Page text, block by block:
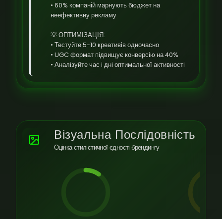
• 60% компаній марнують бюджет на
неефективну рекламу
💡 ОПТИМІЗАЦІЯ:
• Тестуйте 5-10 креативів одночасно
• UGC формат підвищує конверсію на 40%
• Аналізуйте час і дні оптимальної активності
Візуальна Послідовність
Оцінка стилістичної єдності брендингу